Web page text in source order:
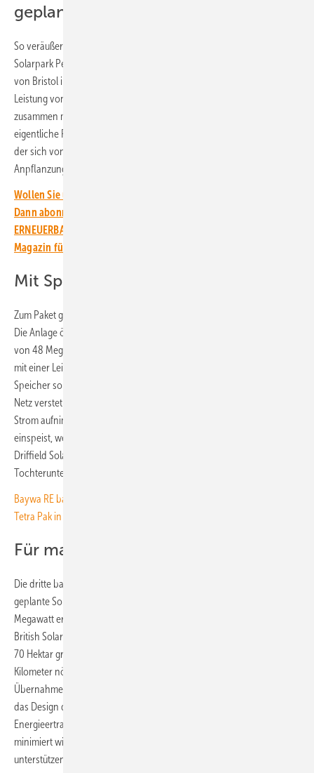
geplant
So veräußert Baywa RE unter anderem die Projektrechte für den
Solarpark Perrinpit Road, der in Frampton Cotterell vor den Toren
von Bristol im Südwesten Englands geplant ist. Die Anlage wird eine
Leistung von knapp 50 Megawatt erreichen. Das Projekt hat Baywa RE
zusammen mit Grüne Energie Solar geplant. Er umfasst nicht nur die
eigentliche Photovoltaikanlage, sondern auch einen grünen Korridor,
der sich von Nord nach Süd durch die Anlage zieht, sowie die
Anpflanzung einer Wildblumenwiese, von Bäumen und einer Hecke.
Wollen Sie über die Energiewende auf dem Laufenden bleiben?
Dann abonnieren Sie einfach den kostenlosen Newsletter von
ERNEUERBARE ENERGIEN – dem größten verbandsunabhängigen
Magazin für erneuerbare Energien in Deutschland!
Mit Speicher kombinieren
Zum Paket gehört auch noch der schon baureife Solarpark Driffield.
Die Anlage östlich von York im Westen Englands ist mit einer Leistung
von 48 Megawatt geplant. Die Anlage soll noch mit einem Speicher
mit einer Leistung von 30 Megawatt kombiniert werden. Dieser
Speicher soll die Einspeisung des produzierten Sonnenstroms ins
Netz verstetigen. Er soll auch das Netz stabilisieren, indem er dann
Strom aufnimmt, wenn er üppig vorhanden ist, und ihn wieder
einspeist, wenn er im Netz gebraucht wird. Das Projekt wurde von
Driffield Solar and Storage Limited geplant, einem
Tochterunternehmen von Baywa RE UK.
Baywa RE baut drei solare Eigenverbrauchsanlagen für Merck und
Tetra Pak in Spanien
Für maximalen Ertrag designt
Die dritte baureife Anlage wird in Rochford, Essex, entstehen. Der dort
geplante Solarpark South Fambridge Hall wird eine Leistung von 52
Megawatt erreichen. Diese Projekt hat Baywa RE UK im Mai 2022 von
British Solar Renewables übernommen. Die Anlage entsteht auf einer
70 Hektar großen ertragsarmen Landwirtschaftsfläche ungefähr drei
Kilometer nördlich von Hockley unweit von London. Seit der
Übernahme des Projekt hat Baywa RE UK bereits damit begonnen,
das Design der Anlage so zu verbessern, dass der maximale
Energieertrag erreicht und die Auswirkungen auf die Landschaft
minimiert wird. Denn er soll die lokale Umwelt und Biodiversität
unterstützen und fördern.